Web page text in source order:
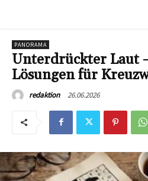
PANORAMA
Unterdrückter Laut
Lösungen für
redaktion 26.06.2026